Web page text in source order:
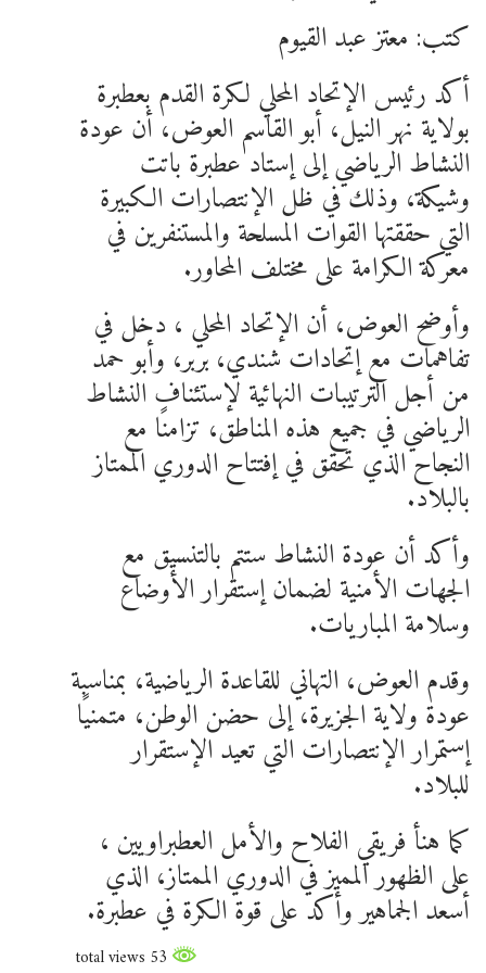
كتب: معتز عبد القيوم
أكد رئيس الإتحاد المحلي لكرة القدم بعطبرة
بولاية نهر النيل، أبو القاسم العوض، أن عودة
النشاط الرياضي إلى إستاد عطبرة باتت
وشيكة، وذلك في ظل الإنتصارات الكبيرة
التي حققتها القوات المسلحة والمستنفرين في
معركة الكرامة على مختلف المحاور.
وأوضح العوض، أن الإتحاد المحلي ، دخل في
تفاهمات مع إتحادات شندي، بربر، وأبو حمد
من أجل الترتيبات النهائية لإستئناف النشاط
الرياضي في جميع هذه المناطق، تزامنًا مع
النجاح الذي تحقق في إفتتاح الدوري الممتاز
بالبلاد.
وأكد أن عودة النشاط ستتم بالتنسيق مع
الجهات الأمنية لضمان إستقرار الأوضاع
وسلامة المباريات.
وقدم العوض، التهاني للقاعدة الرياضية، بمناسبة
عودة ولاية الجزيرة، إلى حضن الوطن، متمنيًا
إستمرار الإنتصارات التي تعيد الإستقرار
للبلاد.
كما هنأ فريقي الفلاح والأمل العطبراويين ،
على الظهور المميز في الدوري الممتاز، الذي
أسعد الجماهير وأكد على قوة الكرة في عطبرة.